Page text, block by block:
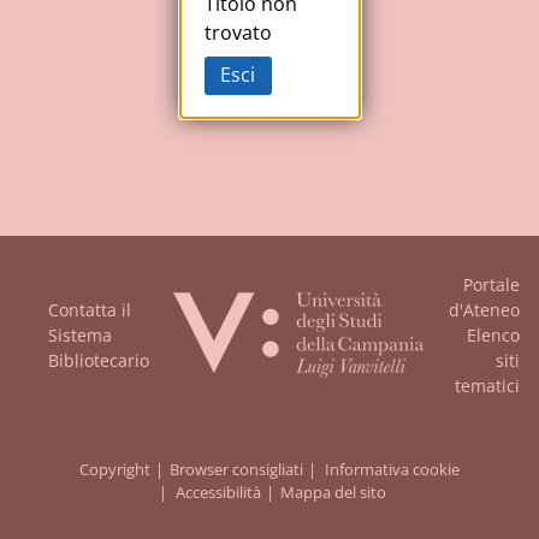
Contatta il
Sistema
Bibliotecario
Portale
d'Ateneo
Elenco
siti
tematici
Copyright Browser consigliati
Informativa cookie
Accessibilità
Mappa del sito
trovato
Esci